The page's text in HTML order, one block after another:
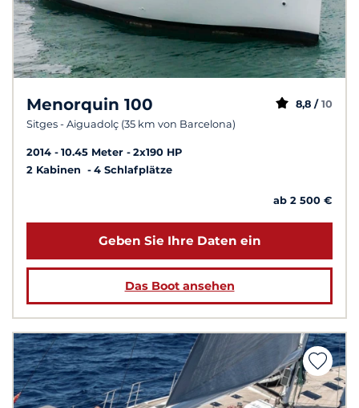
Menorquin 100
Sitges - Aiguadolç (35 km von Barcelona)
8,8 / 10
2014 10.45 Meter
2x190 HP
2 Kabinen
4 Schlafplätze
ab 2 500 €
Geben Sie Ihre Daten ein
Das Boot ansehen